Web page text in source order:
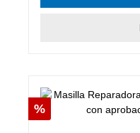
Descuento
%